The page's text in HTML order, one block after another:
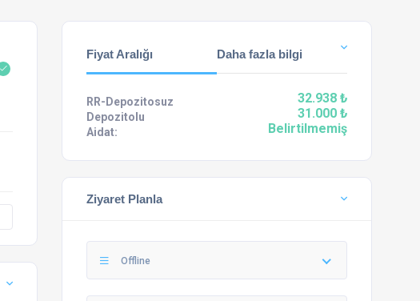
Fiyat Aralığı Daha fazla bilgi
RR-Depozitosuz 32.938 ₺
Depozitolu 31.000 ₺
Aidat: Belirtilmemiş
Ziyaret Planla
Offline